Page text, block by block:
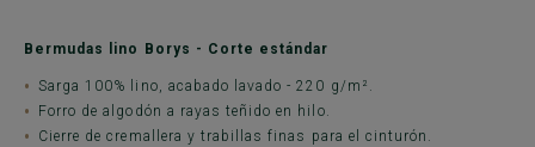
Bermudas lino Borys - Corte estándar
Sarga 100% lino, acabado lavado - 220 g/m².
Forro de algodón a rayas teñido en hilo.
Cierre de cremallera y trabillas finas para el cinturón.